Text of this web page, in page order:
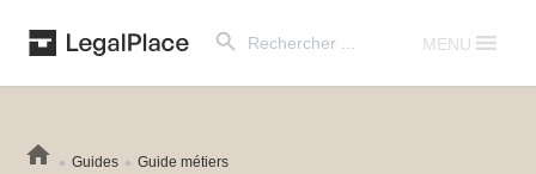
for:
MENU
Guides
Guide métiers